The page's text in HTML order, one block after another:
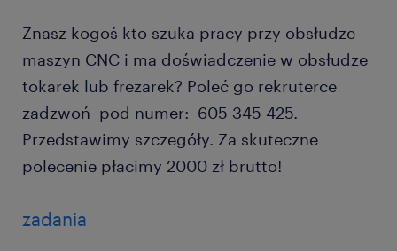
Znasz kogoś kto szuka pracy przy obsłudze
maszyn CNC i ma doświadczenie w obsłudze
tokarek lub frezarek? Poleć go rekruterce
zadzwoń pod numer: 605 345 425.
Przedstawimy szczegóły. Za skuteczne
polecenie płacimy 2000 zł brutto!
zadania